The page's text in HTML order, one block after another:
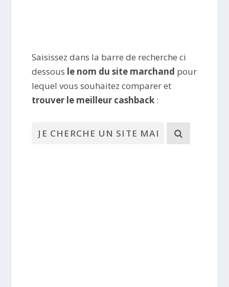
Saisissez dans la barre de recherche ci
dessous le nom du site marchand pour
lequel vous souhaitez comparer et
trouver le meilleur cashback :